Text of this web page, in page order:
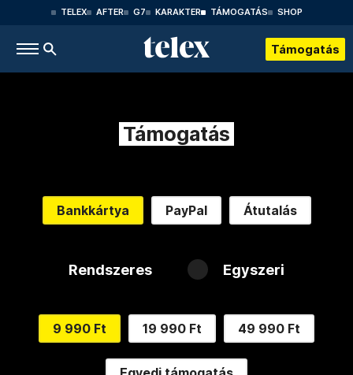
TELEX AFTER G7 KARAKTER TÁMOGATÁS SHOP
Támogatás
Támogatás
Bankkártya PayPal Átutalás
Rendszeres Egyszeri
9 990 Ft 19 990 Ft 49 990 Ft